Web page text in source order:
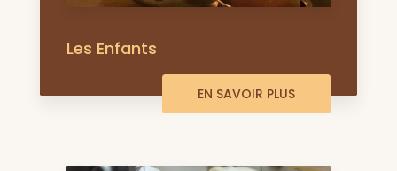
Les Enfants
EN SAVOIR PLUS